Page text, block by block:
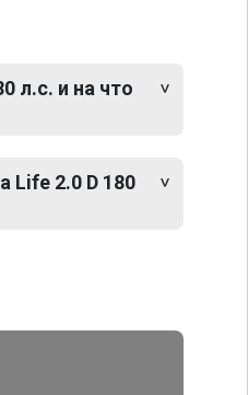
л.с. и на что
Life 2.0 D 180